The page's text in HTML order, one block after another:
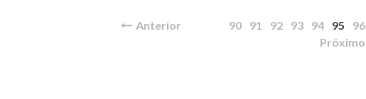
Anterior 90 91 92 93 94 95 96
Próximo